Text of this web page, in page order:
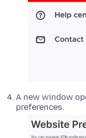
A new window
preferences.